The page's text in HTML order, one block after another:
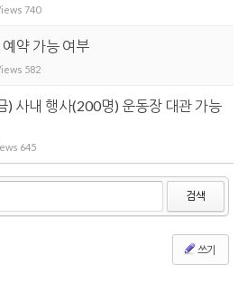
740
약 가능 여부
582
) 사내 행사(200명) 운동장 대관 가능
645
검색
쓰기